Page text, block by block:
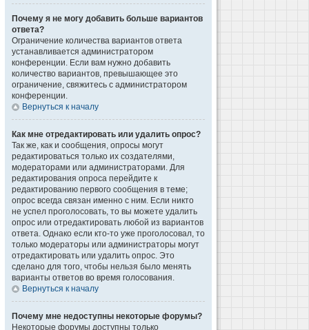
Почему я не могу добавить больше вариантов
ответа?
Ограничение количества вариантов ответа
устанавливается администратором
конференции. Если вам нужно добавить
количество вариантов, превышающее это
ограничение, свяжитесь с администратором
конференции.
Вернуться к началу
Как мне отредактировать или удалить опрос?
Так же, как и сообщения, опросы могут
редактироваться только их создателями,
модераторами или администраторами. Для
редактирования опроса перейдите к
редактированию первого сообщения в теме;
опрос всегда связан именно с ним. Если никто
не успел проголосовать, то вы можете удалить
опрос или отредактировать любой из вариантов
ответа. Однако если кто-то уже проголосовал, то
только модераторы или администраторы могут
отредактировать или удалить опрос. Это
сделано для того, чтобы нельзя было менять
варианты ответов во время голосования.
Вернуться к началу
Почему мне недоступны некоторые форумы?
Некоторые форумы доступны только